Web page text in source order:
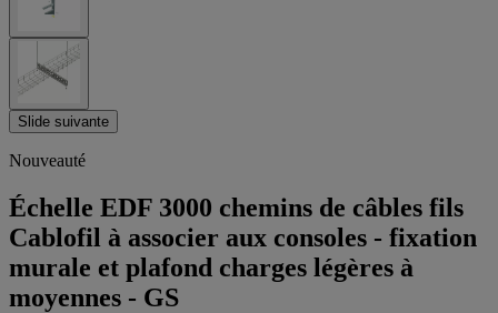
Slide suivante
Nouveauté
Échelle EDF 3000 chemins de câbles fils
Cablofil à associer aux consoles - fixation
murale et plafond charges légères à
moyennes - GS